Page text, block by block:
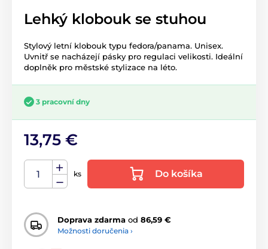
Lehký klobouk se stuhou
Stylový letní klobouk typu fedora/panama. Unisex.
Uvnitř se nacházejí pásky pro regulaci velikosti. Ideální
doplněk pro městské stylizace na léto.
3 pracovní dny
13,75 €
ks Do košíka
Doprava zdarma od 86,59 €
Možnosti doručenia ›